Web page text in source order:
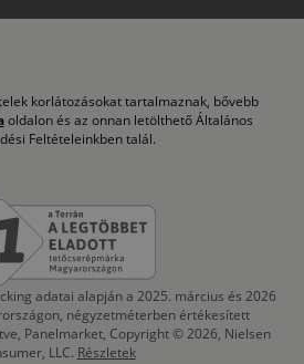
korlátozásokat tartalmaznak, bővebb
oldalon és az onnan letölthető Általános
Feltételeinkben talál.
adatai alapján a 2025. március és 2026
négyzetméterben értékesített
Panelmarket, Copyright © 2026, Nielsen
LLC. Részletek